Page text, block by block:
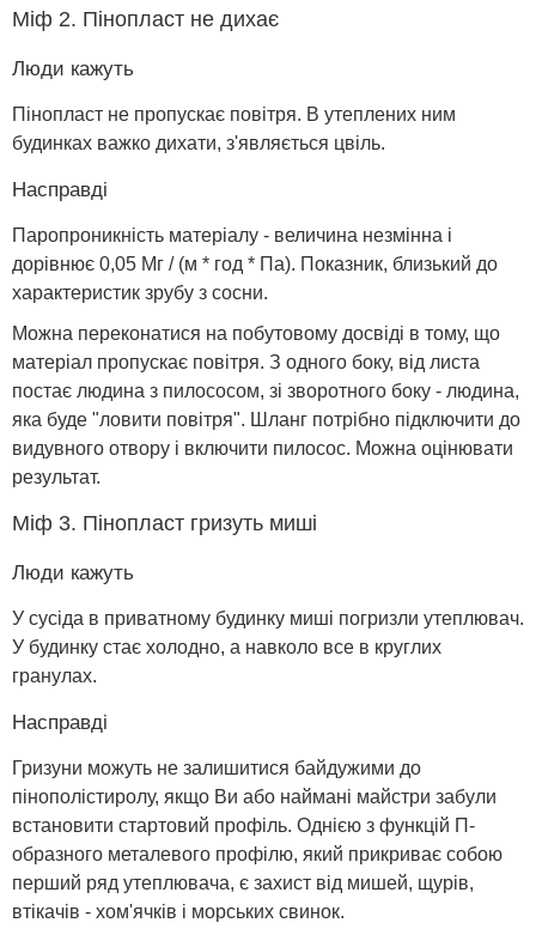
Міф 2. Пінопласт не дихає
Люди кажуть
Пінопласт не пропускає повітря. В утеплених ним
будинках важко дихати, з'являється цвіль.
Насправді
Паропроникність матеріалу - величина незмінна і
дорівнює 0,05 Мг / (м * год * Па). Показник, близький до
характеристик зрубу з сосни.
Можна переконатися на побутовому досвіді в тому, що
матеріал пропускає повітря. З одного боку, від листа
постає людина з пилососом, зі зворотного боку - людина,
яка буде "ловити повітря". Шланг потрібно підключити до
видувного отвору і включити пилосос. Можна оцінювати
результат.
Міф 3. Пінопласт гризуть миші
Люди кажуть
У сусіда в приватному будинку миші погризли утеплювач.
У будинку стає холодно, а навколо все в круглих
гранулах.
Насправді
Гризуни можуть не залишитися байдужими до
пінополістиролу, якщо Ви або наймані майстри забули
встановити стартовий профіль. Однією з функцій П-
образного металевого профілю, який прикриває собою
перший ряд утеплювача, є захист від мишей, щурів,
втікачів - хом'ячків і морських свинок.